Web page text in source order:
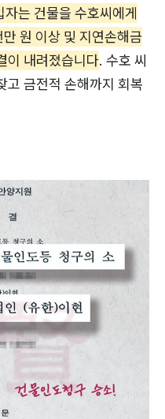
자는 건물을 수호씨에게
원 이상 및 지연손해금
이 내려졌습니다. 수호 씨
고 금전적 손해까지 회복